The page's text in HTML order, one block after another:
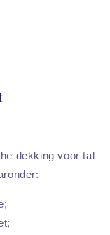
dekking voor tal